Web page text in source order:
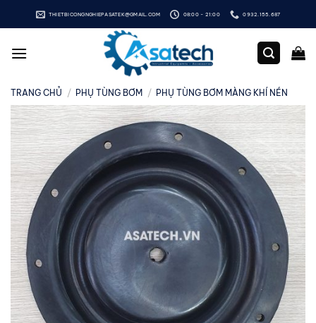
qua
dung
THIETBICONGNGHIEPASATEK@GMAIL.COM 08:00 - 21:00 0932.155.687
TRANG CHỦ / PHỤ TÙNG BƠM / PHỤ TÙNG BƠM MÀNG KHÍ NÉN